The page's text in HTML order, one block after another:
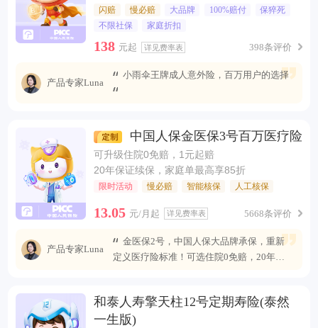
闪赔 慢必赔 大品牌 100%赔付
保猝死
不限社保
家庭折扣
138 元起 详见费率表 398条评价
产品专家Luna
小雨伞王牌成人意外险，百万用户的选择
中国人保金医保3号百万医疗险
可升级住院0免赔，1元起赔
20年保证续保，家庭单最高享85折
限时活动 慢必赔 智能核保 人工核保
13.05 元/月起 详见费率表 5668条评价
产品专家Luna
金医保2号，中国人保大品牌承保，重新
定义医疗险标准！可选住院0免赔，20年安
和泰人寿擎天柱12号定期寿险(泰然
一生版)